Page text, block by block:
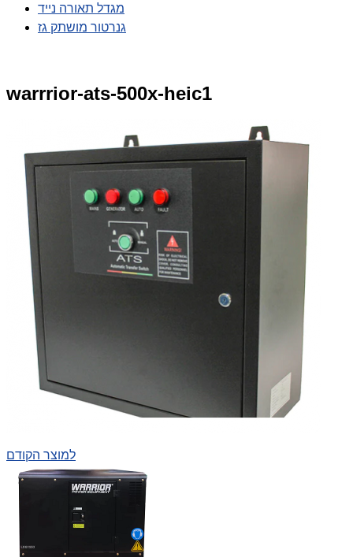
מגדל תאורה נייד
גנרטור מושתק גז
warrrior-ats-500x-heic1
למוצר הקודם